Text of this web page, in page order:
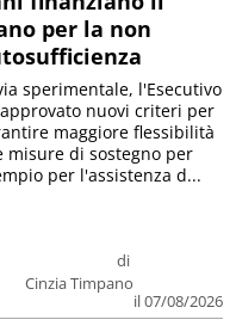
per la non
di
Cinzia Timpano
il 07/08/2026
sperimentale, l'Esecutivo
nuovi criteri per
maggiore flessibilità
misure di sostegno per
per l'assistenza d...